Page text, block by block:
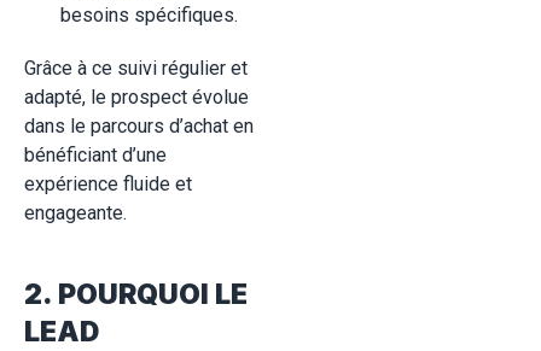
besoins spécifiques.
Grâce à ce suivi régulier et
adapté, le prospect évolue
dans le parcours d’achat en
bénéficiant d’une
expérience fluide et
engageante.
2. POURQUOI LE
LEAD